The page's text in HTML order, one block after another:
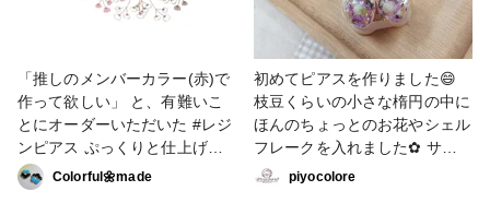
「推しのメンバーカラー(赤)で
作って欲しい」 と、有難いこ
とにオーダーいただいた #レジ
ンピアス ぷっくりと仕上げま
した🌼*･ 花の大きさは1.5㌢で
す‎✿ ‎ #UVレジン #レジン #レジ
Colorful🌼made
初めてピアスを作りました😄
枝豆くらいの小さな楕円の中に
ほんのちょっとのお花やシェル
フレークを入れました✿ サー
ジカルステンレスのスタッドピ
piyocolore